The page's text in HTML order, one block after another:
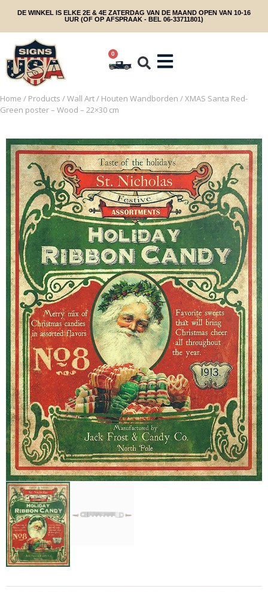
DE WINKEL IS ELKE 2E & 4E ZATERDAG VAN DE MAAND OPEN VAN 10-16
UUR (OF OP AFSPRAAK - BEL 06-33711801)
0
Home / Products /Wall Art/ Houten Wandborden / XMAS Santa Red-
Green poster – Wood – 22×30 cm